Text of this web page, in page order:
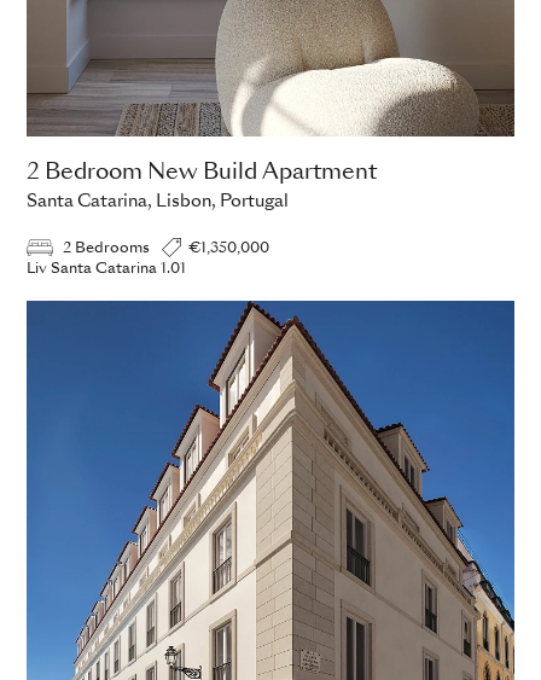
ADD TO ENQUIRY
2 Bedroom New Build Apartment
Santa Catarina, Lisbon, Portugal
2 Bedrooms
€1,350,000
Liv Santa Catarina 1.01